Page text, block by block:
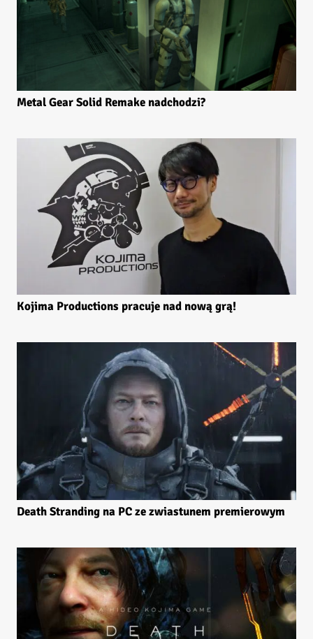
Metal Gear Solid Remake nadchodzi?
Kojima Productions pracuje nad nową grą!
Death Stranding na PC ze zwiastunem premierowym